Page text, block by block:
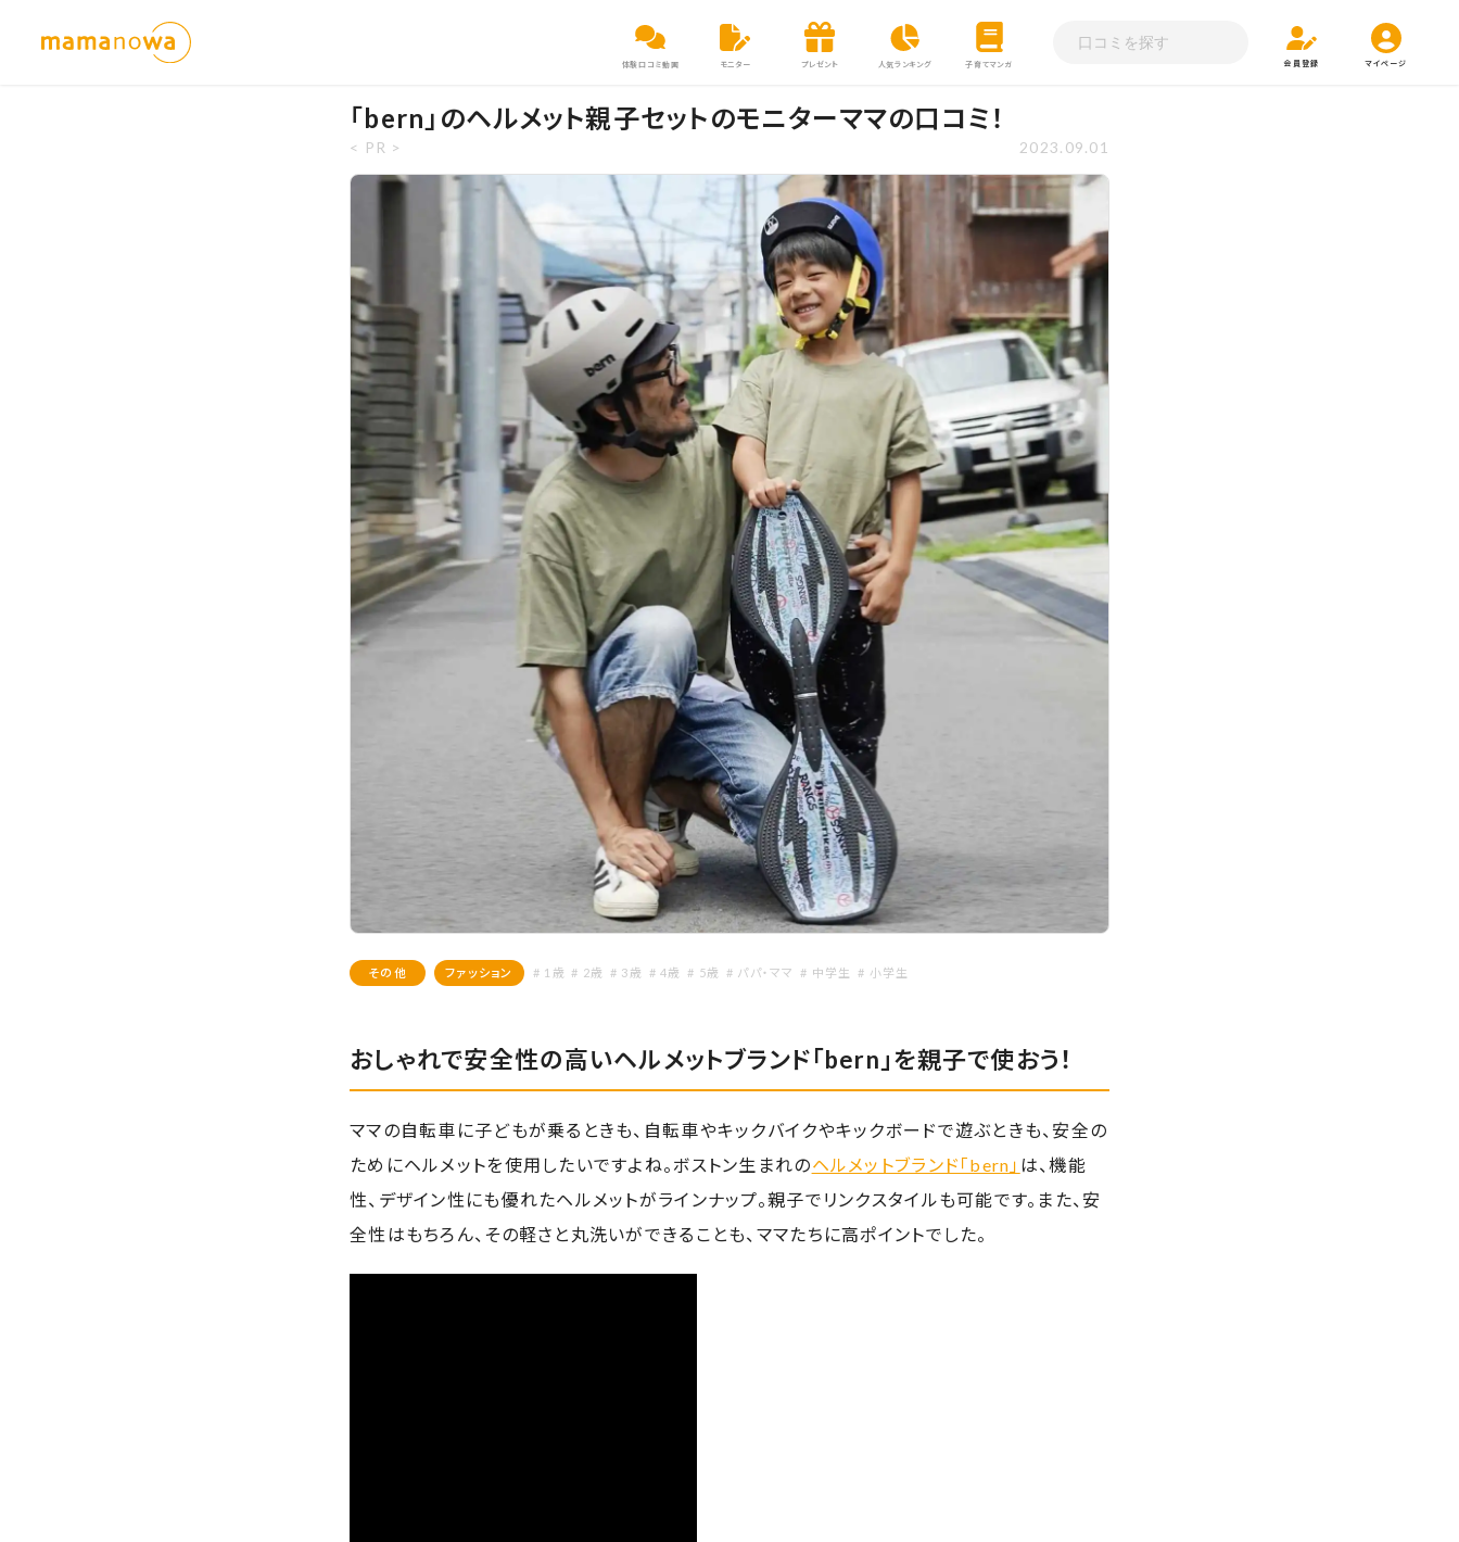
体験口コミ動画 モニター プレゼント 人気ランキング 子育てマンガ 会員登録 マイページ
「bern」のヘルメット親子セットのモニターママの口コミ！
< PR > 2023.09.01
その他 ファッション # 1歳 # 2歳 # 3歳 # 4歳 # 5歳 # パパ・ママ # 中学生 # 小学生
おしゃれで安全性の高いヘルメットブランド「bern」を親子で使おう！
ママの自転車に子どもが乗るときも、自転車やキックバイクやキックボードで遊ぶときも、安全の
ためにヘルメットを使用したいですよね。ボストン生まれのヘルメットブランド「bern」 は、機能
性、デザイン性にも優れたヘルメットがラインナップ。親子でリンクスタイルも可能です。また、安
全性はもちろん、その軽さと丸洗いができることも、ママたちに高ポイントでした。